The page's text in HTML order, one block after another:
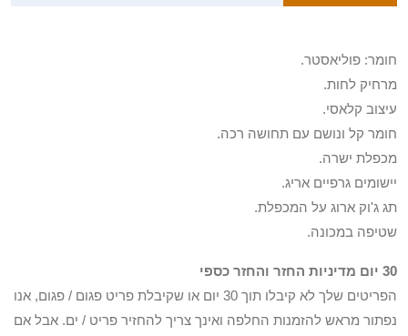
חומר: פוליאסטר.
מרחיק לחות.
עיצוב קלאסי.
חומר קל ונושם עם תחושה רכה.
מכפלת ישרה.
יישומים גרפיים אריג.
תג ג'וק ארוג על המכפלת.
שטיפה במכונה.
30 יום מדיניות החזר והחזר כספי
הפריטים שלך לא קיבלו תוך 30 יום או שקיבלת פריט פגום / פגום, אנו
נפתור מראש להזמנות החלפה ואינך צריך להחזיר פריט / ים. אבל אם